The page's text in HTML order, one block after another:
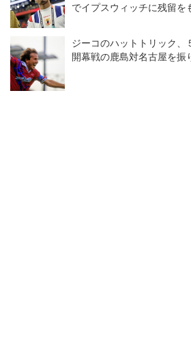
でイプスウィッチに残留を
ジーコのハットトリック、
開幕戦の鹿島対名古屋を振